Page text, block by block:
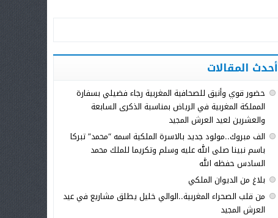
أحدث المقالات
حضور قوي وأنيق للصحافية المغربية رجاء فضيلي بسفارة
المملكة المغربية في الرياض بمناسبة الذكرى السابعة
والعشرين لعيد العرش المجيد
الف مبروك..مولود جديد بالاسرة الملكية اسمه “محمد” تبركا
باسم نبينا صلى الله عليه وسلم وتكريما للملك محمد
السادس حفظه الله
بلاغ من الديوان الملكي
من قلب الصحراء المغربية..الوالي خليل يطلق مشاريع في عيد
العرش المجيد